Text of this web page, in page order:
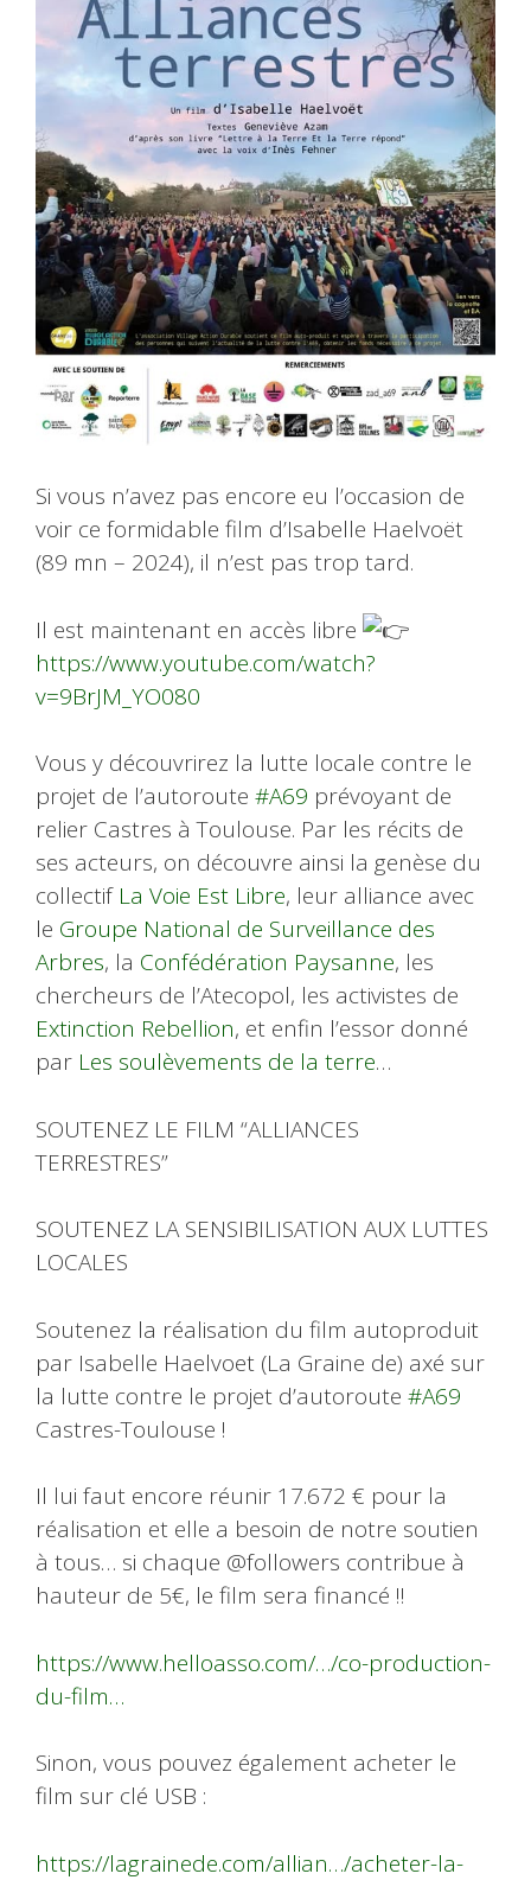
Si vous n’avez pas encore eu l’occasion de
voir ce formidable film d’Isabelle Haelvoët
(89 mn – 2024), il n’est pas trop tard.
Il est maintenant en accès libre
https://www.youtube.com/watch?
v=9BrJM_YO080
Vous y découvrirez la lutte locale contre le
projet de l’autoroute #A69 prévoyant de
relier Castres à Toulouse. Par les récits de
ses acteurs, on découvre ainsi la genèse du
collectif La Voie Est Libre, leur alliance avec
le Groupe National de Surveillance des
Arbres, la Confédération Paysanne, les
chercheurs de l’Atecopol, les activistes de
Extinction Rebellion, et enfin l’essor donné
par Les soulèvements de la terre…
SOUTENEZ LE FILM “ALLIANCES
TERRESTRES”
SOUTENEZ LA SENSIBILISATION AUX LUTTES
LOCALES
Soutenez la réalisation du film autoproduit
par Isabelle Haelvoet (La Graine de) axé sur
la lutte contre le projet d’autoroute #A69
Castres-Toulouse !
Il lui faut encore réunir 17.672 € pour la
réalisation et elle a besoin de notre soutien
à tous… si chaque @followers contribue à
hauteur de 5€, le film sera financé !!
https://www.helloasso.com/…/co-production-
du-film…
Sinon, vous pouvez également acheter le
film sur clé USB :
https://lagrainede.com/allian…/acheter-la-